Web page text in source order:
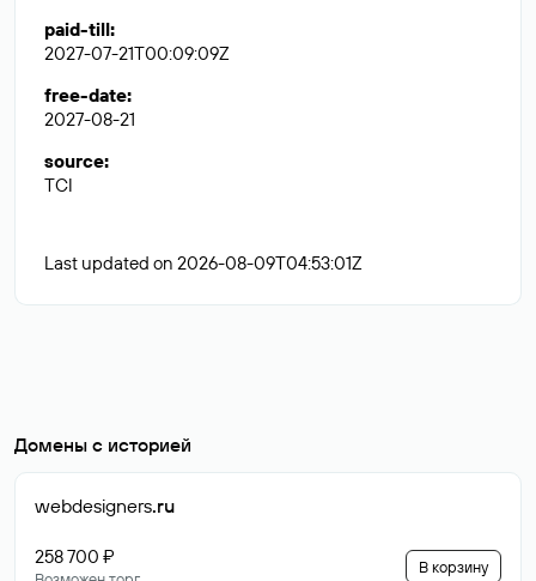
paid-till:
2027-07-21T00:09:09Z
free-date:
2027-08-21
source:
TCI
Last updated on 2026-08-09T04:53:01Z
Домены с историей
webdesigners.ru
258 700 ₽ В корзину